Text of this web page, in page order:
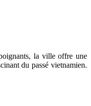
la ville offre une
du passé vietnamien.